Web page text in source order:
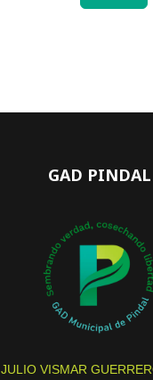
GAD PINDAL
JULIO VISMAR